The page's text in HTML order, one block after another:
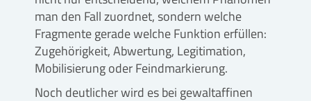
man den Fall zuordnet, sondern welche
Fragmente gerade welche Funktion erfüllen:
Zugehörigkeit, Abwertung, Legitimation,
Mobilisierung oder Feindmarkierung.
Noch deutlicher wird es bei gewaltaffinen